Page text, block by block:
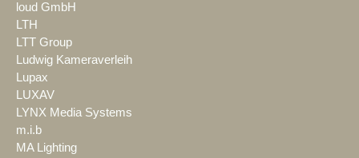
loud GmbH
LTH
LTT Group
Ludwig Kameraverleih
Lupax
LUXAV
LYNX Media Systems
m.i.b
MA Lighting